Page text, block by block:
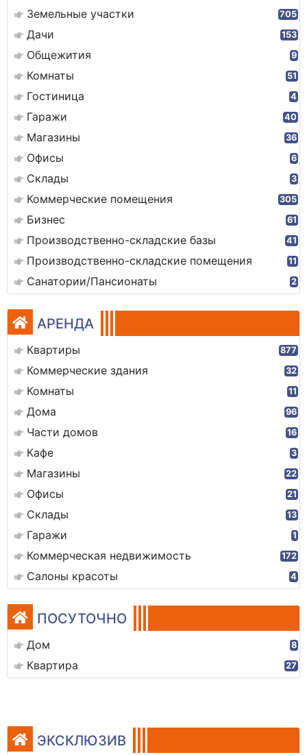
Земельные участки 705
Дачи 153
Общежития 9
Комнаты 51
Гостиница 4
Гаражи 40
Магазины 36
Офисы 6
Склады 3
Коммерческие помещения 305
Бизнес 61
Производственно-складские базы 41
Производственно-складские помещения 11
Санатории/Пансионаты 2
АРЕНДА
Квартиры 877
Коммерческие здания 32
Комнаты 11
Дома 96
Части домов 16
Кафе 3
Магазины 22
Офисы 21
Склады 13
Гаражи 1
Коммерческая недвижимость 172
Салоны красоты 4
ПОСУТОЧНО
Дом 8
Квартира 27
ЭКСКЛЮЗИВ